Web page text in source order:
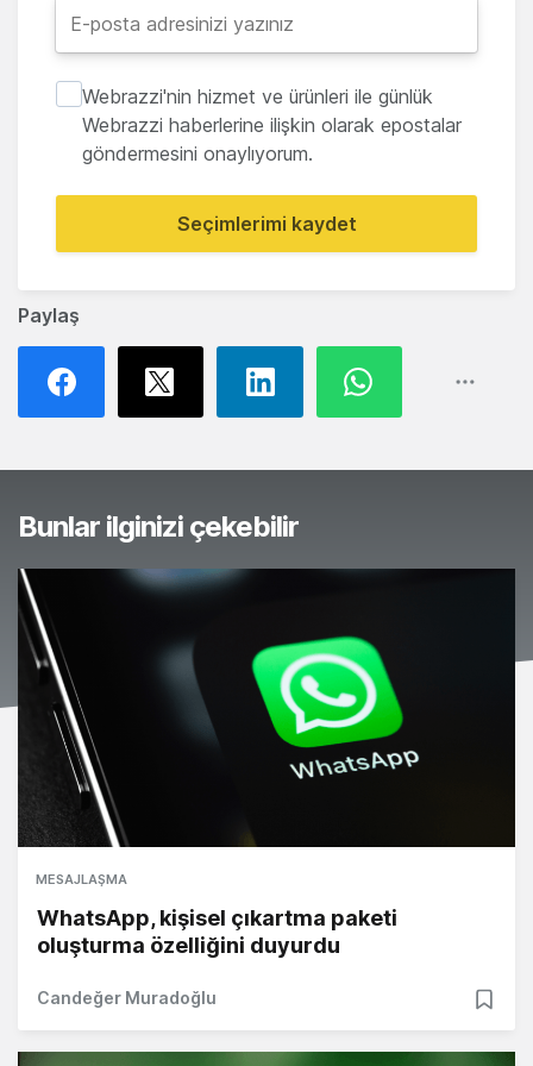
Paylaş
Webrazzi'nin hizmet ve ürünleri ile günlük
Webrazzi haberlerine ilişkin olarak epostalar
göndermesini onaylıyorum.
Seçimlerimi kaydet
Bunlar ilginizi çekebilir
MESAJLAŞMA
WhatsApp, kişisel çıkartma paketi
oluşturma özelliğini duyurdu
Candeğer Muradoğlu